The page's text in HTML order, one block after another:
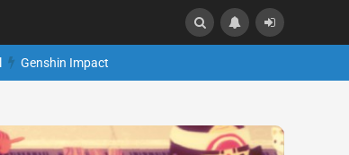
Genshin Impact